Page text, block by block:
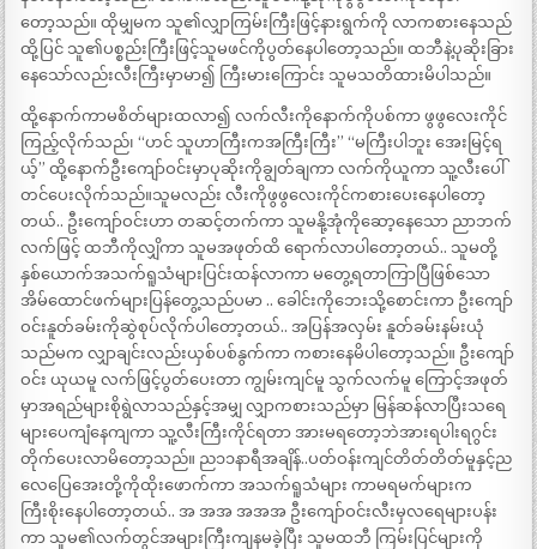
တော့သည်။ ထိုမျှမက သူ၏လျှာကြမ်းကြီးဖြင့်နားရွက်ကို လာကစားနေသည်
ထို့ပြင် သူ၏ပစ္စည်းကြီးဖြင့်သူမဖင်ကိုပွတ်နေပါတော့သည်။ ထဘီနဲ့ပုဆိုးခြား
နေသော်လည်းလီးကြီးမှာမာ၍ ကြီးမားကြောင်း သူမသတိထားမိပါသည်။
ထို့နောက်ကာမစိတ်များထလာ၍ လက်လီးကိုနောက်ကိုပစ်ကာ ဖွဖွလေးကိုင်
ကြည့်လိုက်သည်၊ “ဟင် သူဟာကြီးကအကြီးကြီး” “မကြီးပါဘူး အေးမြင့်ရ
ယ့်” ထို့နောက်ဦးကျော်ဝင်းမှာပုဆိုးကိုချွတ်ချကာ လက်ကိုယူကာ သူ့လီးပေါ်
တင်ပေးလိုက်သည်။သူမလည်း လီးကိုဖွဖွလေးကိုင်ကစားပေးနေပါတော့
တယ်.. ဦးကျော်ဝင်းဟာ တဆင့်တက်ကာ သူမနို့အုံကိုဆော့နေသော ညာဘက်
လက်ဖြင့် ထဘီကိုလျှိကာ သူမအဖုတ်ထိ ရောက်လာပါတော့တယ်.. သူမတို့
နှစ်ယောက်အသက်ရူသံများပြင်းထန်လာကာ မတွေ့ရတာကြာပြီဖြစ်သော
အိမ်ထောင်ဖက်များပြန်တွေ့သည်ပမာ .. ခေါင်းကိုဘေးသို့စောင်းကာ ဦးကျော်
ဝင်းနူတ်ခမ်းကိုဆွဲစုပ်လိုက်ပါတော့တယ်.. အပြန်အလှမ်း နူတ်ခမ်းနမ်းယုံ
သည်မက လျှာချင်းလည်းယှစ်ပစ်နွက်ကာ ကစားနေမိပါတော့သည်။ ဦးကျော်
ဝင်း ယုယမူ လက်ဖြင့်ပွတ်ပေးတာ ကျွမ်းကျင်မူ သွက်လက်မူ ကြောင့်အဖုတ်
မှာအရည်များစိုရွဲလာသည်နှင့်အမျှ လျှာကစားသည်မှာ မြန်ဆန်လာပြီးသရေ
များပေကျံနေကျကာ သူ့လီးကြီးကိုင်ရတာ အားမရတော့ဘဲအားရပါးရဂွင်း
တိုက်ပေးလာမိတော့သည်။ ည၁၁နာရီအချိန်..ပတ်ဝန်းကျင်တိတ်တိတ်မူနှင့်ည
လေပြေအေးတို့ကိုထိုးဖောက်ကာ အသက်ရူသံများ ကာမရမက်များက
ကြီးစိုးနေပါတော့တယ်.. အ အအ အအအ ဦးကျော်ဝင်းလီးမှလရေများပန်း
ကာ သူမ၏လက်တွင်အများကြီးကျနမခဲ့ပြီး သူမထဘီ ကြမ်းပြင်များကို